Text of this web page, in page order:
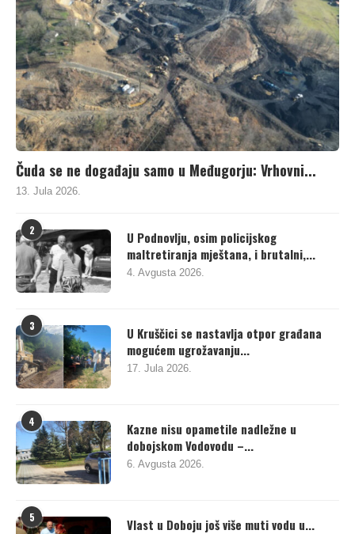
Čuda se ne događaju samo u Međugorju: Vrhovni...
13. Jula 2026.
2
U Podnovlju, osim policijskog
maltretiranja mještana, i brutalni,...
4. Avgusta 2026.
3
U Kruščici se nastavlja otpor građana
mogućem ugrožavanju...
17. Jula 2026.
4
Kazne nisu opametile nadležne u
dobojskom Vodovodu –...
6. Avgusta 2026.
5 Vlast u Doboju još više muti vodu u...